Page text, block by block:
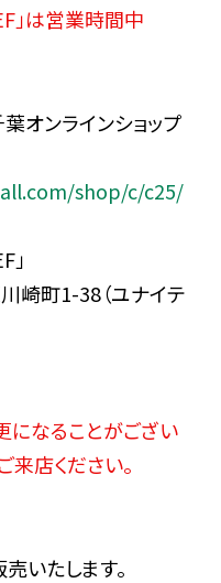
」は営業時間中
オンラインショップ
shop/c/c25/
」
崎町1-38（ユナイテ
になることがござい
来店ください。
いたします。